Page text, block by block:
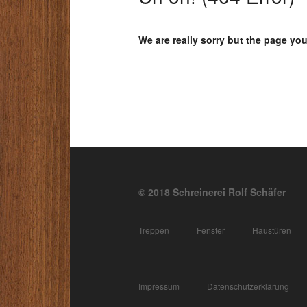
We are really sorry but the page
© 2018 Schreinerei Rolf Schäfer
Treppen Fenster Haustüren
Impressum Datenschutzerklärung